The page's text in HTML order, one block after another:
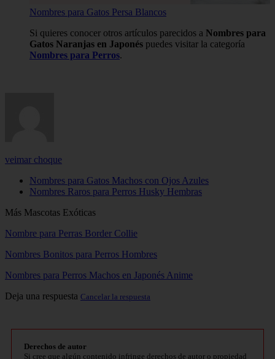
Nombres para Gatos Persa Blancos
Si quieres conocer otros artículos parecidos a Nombres para
Gatos Naranjas en Japonés puedes visitar la categoría
Nombres para Perros.
veimar choque
Nombres para Gatos Machos con Ojos Azules
Nombres Raros para Perros Husky Hembras
Más Mascotas Exóticas
Nombre para Perras Border Collie
Nombres Bonitos para Perros Hombres
Nombres para Perros Machos en Japonés Anime
Deja una respuesta Cancelar la respuesta
Derechos de autor
Si cree que algún contenido infringe derechos de autor o propiedad